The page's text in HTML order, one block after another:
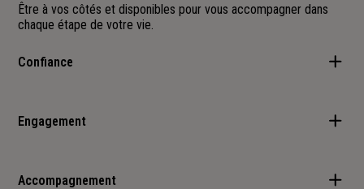
Être à vos côtés et disponibles pour vous accompagner dans
chaque étape de votre vie.
Confiance
transparence et le respect de vos besoins.
Engagement
le plus pour vous et défendre vos intérêts.
Accompagnement